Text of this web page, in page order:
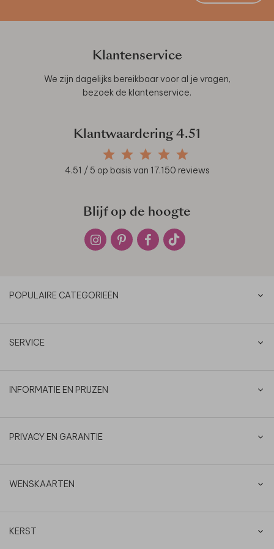
Klantenservice
We zijn dagelijks bereikbaar voor al je vragen,
bezoek de klantenservice.
Klantwaardering 4.51
4.51 / 5 op basis van 17.150 reviews
Blijf op de hoogte
POPULAIRE CATEGORIEËN
SERVICE
INFORMATIE EN PRIJZEN
PRIVACY EN GARANTIE
WENSKAARTEN
KERST